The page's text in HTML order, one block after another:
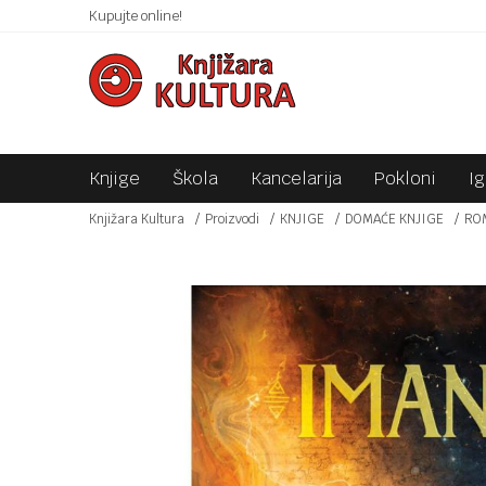
Kupujte online!SIGURNO PLAĆANJE PLATNIM KARTICAMA!
Knjige Škola Kancelarija Pokloni
Knjižara Kultura Proizvodi KNJIGE DOMAĆE KNJIGE